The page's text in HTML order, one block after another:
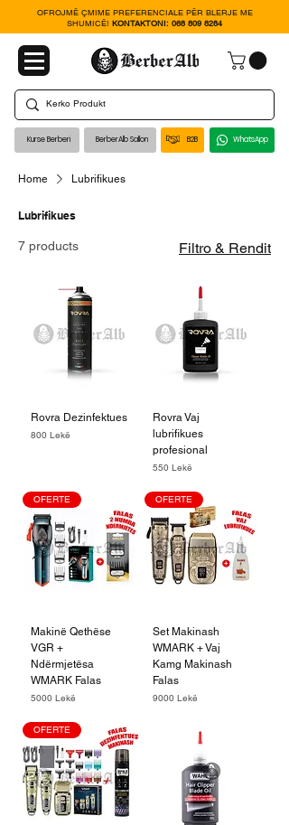
OFROJMË ÇMIME PREFERENCIALE PËR BLERJE ME
SHUMICË! KONTAKTONI: 068 809 8284
Kurse Berberi BerberAlb Sallon B2B WhatsApp
Home Lubrifikues
Lubrifikues
7 products Filtro & Rendit
Rovra Dezinfektues
Price
800 Lekë
Rovra Vaj
lubrifikues
profesional
Price
550 Lekë
OFERTE
Makinë Qethëse
VGR +
Ndërmjetësa
WMARK Falas
Price
5000 Lekë
OFERTE
Set Makinash
WMARK + Vaj
Kamg Makinash
Falas
Price
9000 Lekë
OFERTE